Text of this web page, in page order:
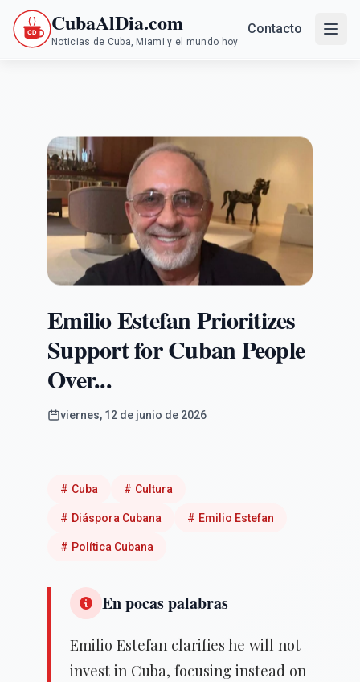
CubaAlDia.com
Noticias de Cuba, Miami y el mundo hoy
Contacto
Emilio Estefan Prioritizes
Support for Cuban People
Over...
viernes, 12 de junio de 2026
# Cuba # Cultura
# Diáspora Cubana # Emilio Estefan
# Política Cubana
En pocas palabras
Emilio Estefan clarifies he will not
invest in Cuba, focusing instead on